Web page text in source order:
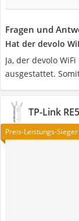
Fragen und
Hat der devolo
Ja, der devolo
ausgestattet.
TP-Link
Preis-Leistungs-Sieger